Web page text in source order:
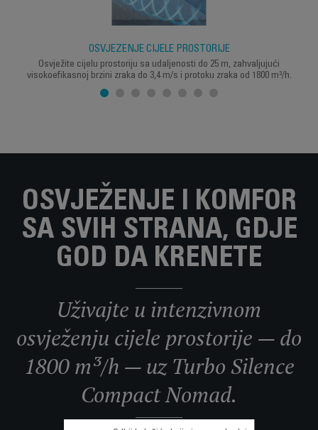
OSVJEŽENJE CIJELE PROSTORIJE
Osvježite cijelu prostoriju sa udaljenosti do 25 m, zahvaljujući
visokoefikasnoj brzini zraka do 3,4 m/s i protoku zraka od 1800 m³/h.
OSVJEŽENJE I KOMFOR
SA SVIH STRANA, GDJE
GOD DA KRENETE
Uživajte u intenzivnom
osvježenju cijele prostorije — do
1800 m³/h — uz Turbo Silence
Compact Nomad.